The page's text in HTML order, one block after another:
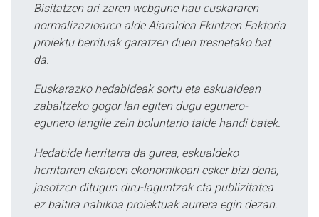
Bisitatzen ari zaren webgune hau euskararen
normalizazioaren alde Aiaraldea Ekintzen Faktoria
proiektu berrituak garatzen duen tresnetako bat
da.
Euskarazko hedabideak sortu eta eskualdean
zabaltzeko gogor lan egiten dugu egunero-
egunero langile zein boluntario talde handi batek.
Hedabide herritarra da gurea, eskualdeko
herritarren ekarpen ekonomikoari esker bizi dena,
jasotzen ditugun diru-laguntzak eta publizitatea
ez baitira nahikoa proiektuak aurrera egin dezan.